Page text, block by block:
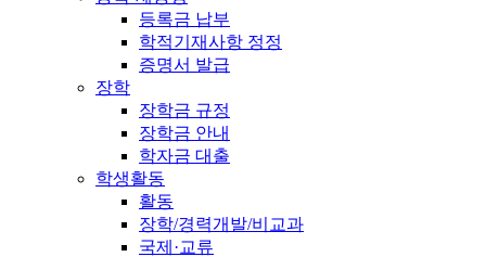
등록금 납부
학적기재사항 정정
증명서 발급
장학
장학금 규정
장학금 안내
학자금 대출
학생활동
활동
장학/경력개발/비교과
국제·교류